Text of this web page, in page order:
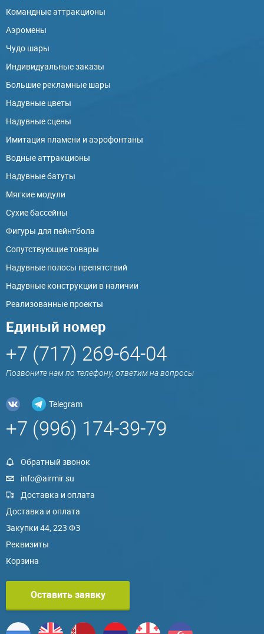
Командные аттракционы
Аэромены
Чудо шары
Индивидуальные заказы
Большие рекламные шары
Надувные цветы
Надувные сцены
Имитация пламени и аэрофонтаны
Водные аттракционы
Надувные батуты
Мягкие модули
Сухие бассейны
Фигуры для пейнтбола
Сопутствующие товары
Надувные полосы препятствий
Надувные конструкции в наличии
Реализованные проекты
Единый номер
+7 (717) 269-64-04
Позвоните нам по телефону, ответим на вопросы
Telegram
+7 (996) 174-39-79
Обратный звонок
info@airmir.su
Доставка и оплата
Доставка и оплата
Закупки 44, 223 ФЗ
Реквизиты
Корзина
Оставить заявку